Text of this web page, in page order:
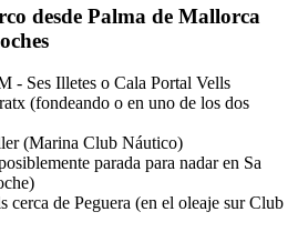
desde Palma de Mallorca
- Ses Illetes o Cala Portal Vells
(fondeando o en uno de los dos
(Marina Club Náutico)
parada para nadar en Sa
de Peguera (en el oleaje sur Club